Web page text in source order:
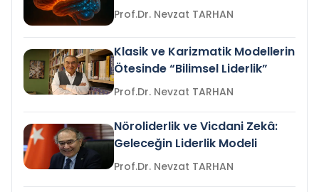
Prof.Dr. Nevzat TARHAN
Klasik ve Karizmatik Modellerin
Ötesinde “Bilimsel Liderlik”
Prof.Dr. Nevzat TARHAN
Nöroliderlik ve Vicdani Zekâ:
Geleceğin Liderlik Modeli
Prof.Dr. Nevzat TARHAN